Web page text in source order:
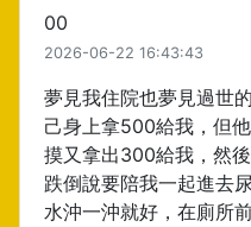
00
2026-06-22 16:43:43
夢見我住院也夢見過世
己身上拿500給我，但
摸又拿出300給我，然
跌倒說要陪我一起進去
水沖一沖就好，在廁所